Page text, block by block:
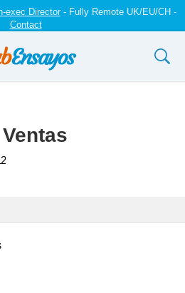
exec Director- Fully Remote UK/EU/CH -
Contact